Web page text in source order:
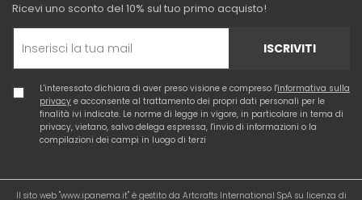
Ricevi uno sconto del 10% sul tuo primo acquisto!
ISCRIVITI
L'interessato dichiara di aver preso visione e compreso l'informativa sulla
privacy e acconsente al trattamento dei propri dati personali per le
finalità ivi indicate. Le norme di legge in vigore, in particolare in tema di
privacy, vietano, salvo delega espressa, l'invio di informazioni o la
compilazioni dei campi in luogo di terzi
Il sito web "www.ipanema.it" è gestito da Artcrafts International SpA su licenza di